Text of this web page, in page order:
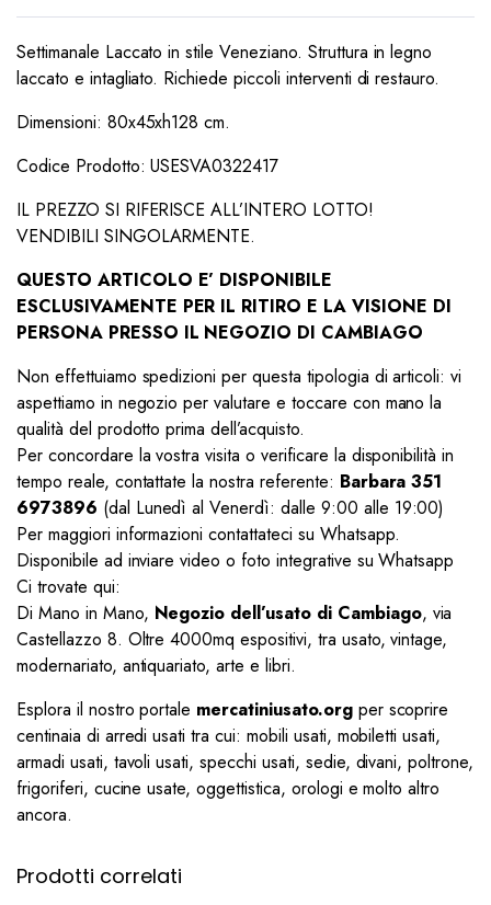
Settimanale Laccato in stile Veneziano. Struttura in legno
laccato e intagliato. Richiede piccoli interventi di restauro.
Dimensioni: 80x45xh128 cm.
Codice Prodotto: USESVA0322417
IL PREZZO SI RIFERISCE ALL’INTERO LOTTO!
VENDIBILI SINGOLARMENTE.
QUESTO ARTICOLO E’ DISPONIBILE
ESCLUSIVAMENTE PER IL RITIRO E LA VISIONE DI
PERSONA PRESSO IL NEGOZIO DI CAMBIAGO
Non effettuiamo spedizioni per questa tipologia di articoli: vi
aspettiamo in negozio per valutare e toccare con mano la
qualità del prodotto prima dell’acquisto.
Per concordare la vostra visita o verificare la disponibilità in
tempo reale, contattate la nostra referente: Barbara 351
6973896 (dal Lunedì al Venerdì: dalle 9:00 alle 19:00)
Per maggiori informazioni contattateci su Whatsapp.
Disponibile ad inviare video o foto integrative su Whatsapp
Ci trovate qui:
Di Mano in Mano, Negozio dell’usato di Cambiago, via
Castellazzo 8. Oltre 4000mq espositivi, tra usato, vintage,
modernariato, antiquariato, arte e libri.
Esplora il nostro portale mercatiniusato.orgper scoprire
centinaia di arredi usati tra cui: mobili usati, mobiletti usati,
armadi usati, tavoli usati, specchi usati, sedie, divani, poltrone,
frigoriferi, cucine usate, oggettistica, orologi e molto altro
ancora.
Prodotti correlati